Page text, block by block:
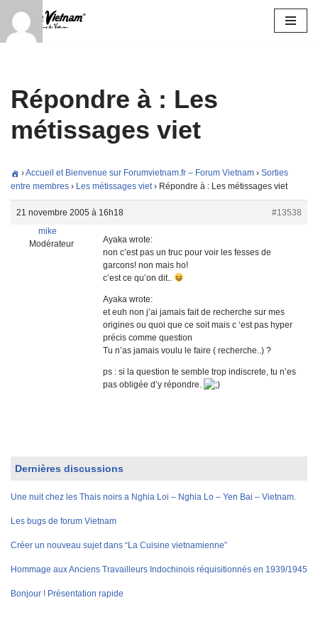
Aller
Répondre à : Les
métissages viet
›Accueil et Bienvenue sur Forumvietnam.fr – Forum Vietnam › Sorties
entre membres › Les métissages viet › Répondre à : Les métissages viet
21 novembre 2005 à 16h18
#13538
mike
Modérateur
Ayaka wrote:
non c’est pas un truc pour voir les fesses de
garcons! non mais ho!
c’est ce qu’on dit..
Ayaka wrote:
et euh non j’ai jamais fait de recherche sur mes
origines ou quoi que ce soit mais c ‘est pas hyper
précis comme question
Tu n’as jamais voulu le faire ( recherche..) ?
ps : si la question te semble trop indiscrete, tu n’es
pas obligée d’y répondre.
Dernières discussions
Une nuit chez les Thais noirs a Nghia Loi – Nghia Lo – Yen Bai – Vietnam.
Les bugs de forum Vietnam
Créer un nouveau sujet dans “La Cuisine vietnamienne”
Hommage aux Anciens Travailleurs Indochinois réquisitionnés en 1939/1945
Bonjour ! Présentation rapide